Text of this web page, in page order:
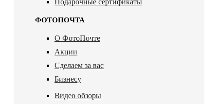
ФОТОПОЧТА
О ФотоПочте
Акции
Сделаем за вас
Бизнесу
Видео обзоры